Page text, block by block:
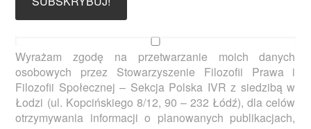
Wyrażam zgodę na przetwarzanie moich danych
osobowych przez Stowarzyszenie Filozofii Prawa i
Filozofii Społecznej – Sekcja Polska IVR z siedzibą w
Łodzi (ul. Kopcińskiego 8/12, 90 – 232 Łódź), dla celów
otrzymywania informacji o planowanych publikacjach,